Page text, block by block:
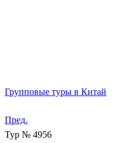
Групповые туры в Китай
Пред.
Тур № 4956